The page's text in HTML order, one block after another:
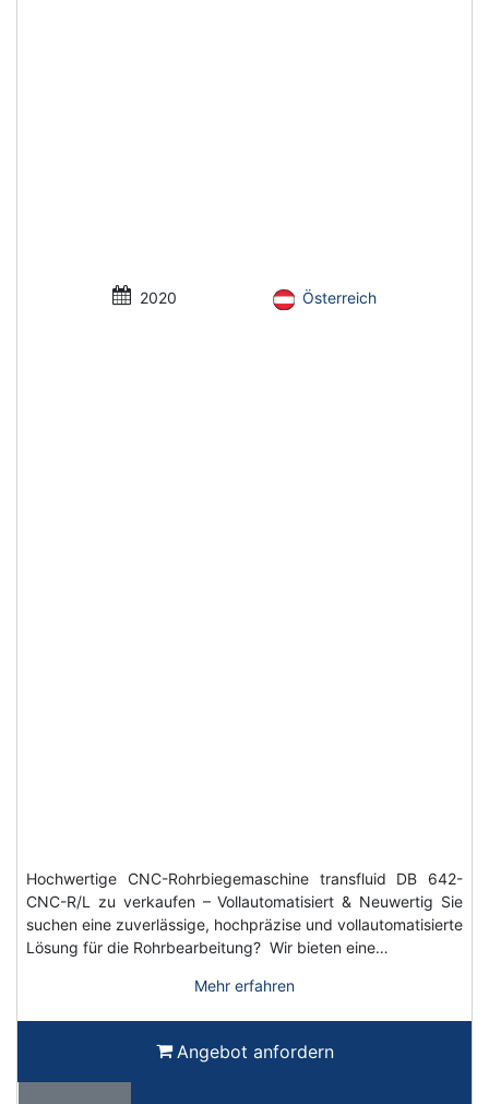
2020 Österreich
Hochwertige CNC-Rohrbiegemaschine transfluid DB 642-
CNC-R/L zu verkaufen – Vollautomatisiert & Neuwertig Sie
suchen eine zuverlässige, hochpräzise und vollautomatisierte
Lösung für die Rohrbearbeitung? Wir bieten eine…
Mehr erfahren
Angebot anfordern